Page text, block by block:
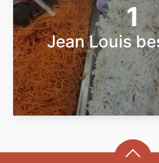
1
Jean Louis